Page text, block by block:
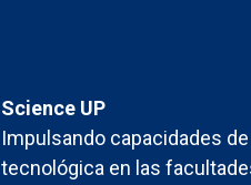
Science UP
Impulsando capacidades
tecnológica en las